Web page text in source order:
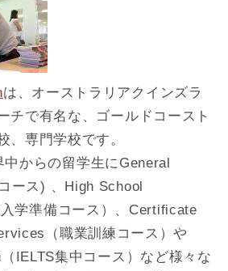
は、オーストラリアクインズラ
チで有名な、ゴールドコースト
、専門学校です。
からの留学生にGeneral
ース) 、High School
学準備コース）、Certificate
（職業訓練コース）や
IELTS集中コース）など様々な